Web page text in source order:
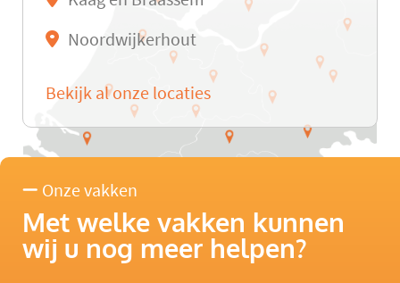
Noordwijkerhout
Bekijk al onze locaties
Onze vakken
Met welke vakken kunnen
wij u nog meer helpen?